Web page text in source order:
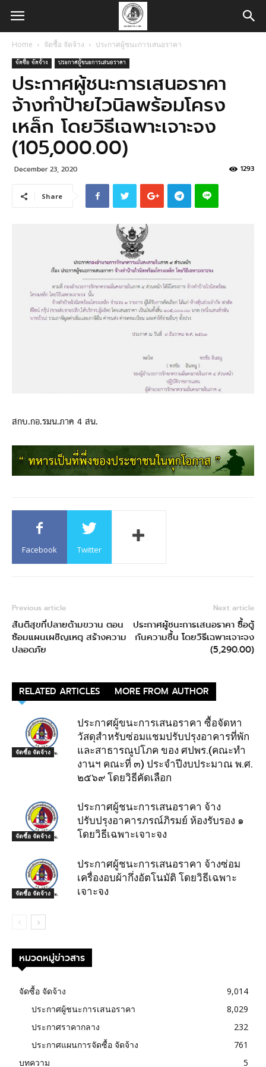
Home จัดซื้อ จัดจ้าง ประกาศผู้ชนะการเสนอราคา
จัดซื้อ จัดจ้าง ประกาศผู้ชนะการเสนอราคา
ประกาศผู้ชนะการเสนอราคา
จ้างทำป้ายไวนิลพร้อมโครง
เหล็ก โดยวิธีเฉพาะเจาะจง
(105,000.00)
December 23, 2020 1293
Share
สกบ.กอ.รมน.ภาค 4 สน.
Facebook Twitter
Previous article
สันติสุขที่ปลายด้ามขวาน ตอน
ซ้อมแผนเผชิญเหตุ สร้างความ
ปลอดภัย
Next article
ประกาศผู้ชนะการเสนอราคา ซื้อตู้
กันความชื้น โดยวิธีเฉพาะเจาะจง
(5,290.00)
RELATED ARTICLES MORE FROM AUTHOR
จัดซื้อ จัดจ้าง
ประกาศผู้ขนะการเสนอราคา ซื้อจัดหา
วัสดุสำหรับซ่อมแชมปรับปรุงอาคารที่พัก
และสาธารณูปโภค ของ ศปพร.(คณะทำ
งานฯ คณะที่ ๓) ประจำปีงบประมาณ พ.ศ.
๒๕๖๙ โดยวิธีคัดเลือก
จัดซื้อ จัดจ้าง
ประกาศผู้ชนะการเสนอราคา จ้าง
ปรับปรุงอาคารภรณ์ภิรมย์ ห้องรับรอง ๑
โดยวิธีเฉพาะเจาะจง
จัดซื้อ จัดจ้าง
ประกาศผู้ชนะการเสนอราคา จ้างซ่อม
เครื่องอบผ้ากึ่งอัตโนมัติ โดยวิธีเฉพาะ
เจาะจง
หมวดหมู่ข่าวสาร
จัดซื้อ จัดจ้าง
9,014
ประกาศผู้ชนะการเสนอราคา
8,029
ประกาศราคากลาง
232
ประกาศแผนการจัดซื้อ จัดจ้าง
761
บทความ
5